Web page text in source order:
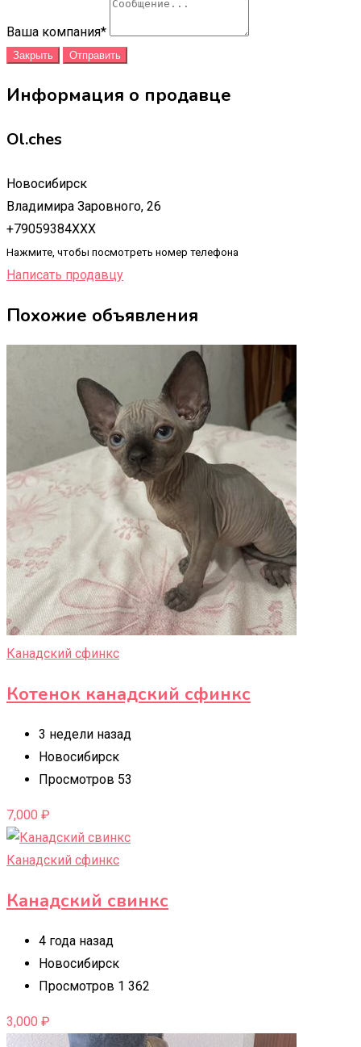
Ваша компания*
Закрыть Отправить
Информация о продавце
Ol.ches
Новосибирск
Владимира Заровного, 26
+79059384XXX
Нажмите, чтобы посмотреть номер телефона
Написать продавцу
Похожие объявления
Канадский сфинкс
Котенок канадский сфинкс
3 недели назад
Новосибирск
Просмотров 53
7,000 ₽
Канадский сфинкс
Канадский свинкс
4 года назад
Новосибирск
Просмотров 1 362
3,000 ₽